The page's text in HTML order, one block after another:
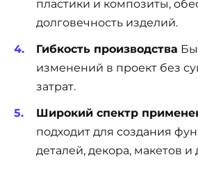
пластики и композиты,
долговечность изделий.
Гибкость производства
изменений в проект без
затрат.
Широкий спектр
подходит для создания
деталей, декора, макетов и